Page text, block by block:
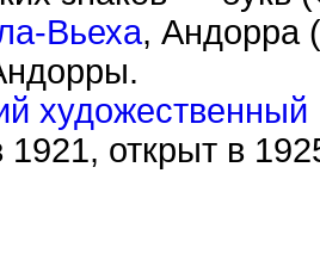
Вьеха, Андорра
художественный
1921, открыт в